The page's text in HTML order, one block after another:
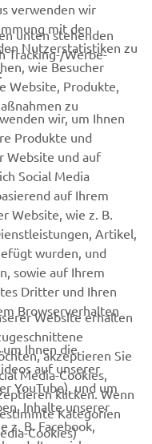
und vielem mehr.
zu erfahren, wie wir
verwenden wir
mit den
Nutzerstatistiken zu
wie Besucher
Website, Produkte,
zu
unten stehenden
Tracking-/Werbe-
wir, um Ihnen
Produkte und
Website und auf
Social Media
auf Ihrem
Website, wie z. B.
Artikel,
wurden, und
sowie auf Ihrem
Dritter und Ihren
Browserverhalten
Ihnen die
auf unserer
YouTube), und um
Inhalte unserer
z. B. Facebook,
Website erhalten
akzeptieren Sie
Media-Cookies,
klicken. Wenn
Kategorien
Cookies)